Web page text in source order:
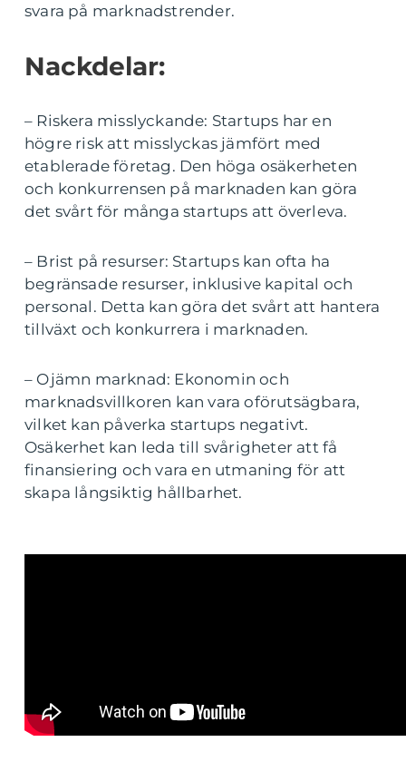
svara på marknadstrender.
Nackdelar:
– Riskera misslyckande: Startups har en
högre risk att misslyckas jämfört med
etablerade företag. Den höga osäkerheten
och konkurrensen på marknaden kan göra
det svårt för många startups att överleva.
– Brist på resurser: Startups kan ofta ha
begränsade resurser, inklusive kapital och
personal. Detta kan göra det svårt att hantera
tillväxt och konkurrera i marknaden.
– Ojämn marknad: Ekonomin och
marknadsvillkoren kan vara oförutsägbara,
vilket kan påverka startups negativt.
Osäkerhet kan leda till svårigheter att få
finansiering och vara en utmaning för att
skapa långsiktig hållbarhet.